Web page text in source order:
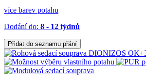
více barev potahu
Dodání do: 8 - 12 týdnů
Přidat do seznamu přání